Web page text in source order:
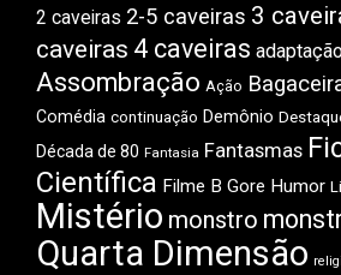
2 caveiras 2-5 caveiras 3
caveiras 4 caveiras
Assombração Ação
Comédia continuação Demônio
Década de 80 Fantasia Fantasmas
Científica Filme B Gore Humor
Mistério monstro
Quarta Dimensão